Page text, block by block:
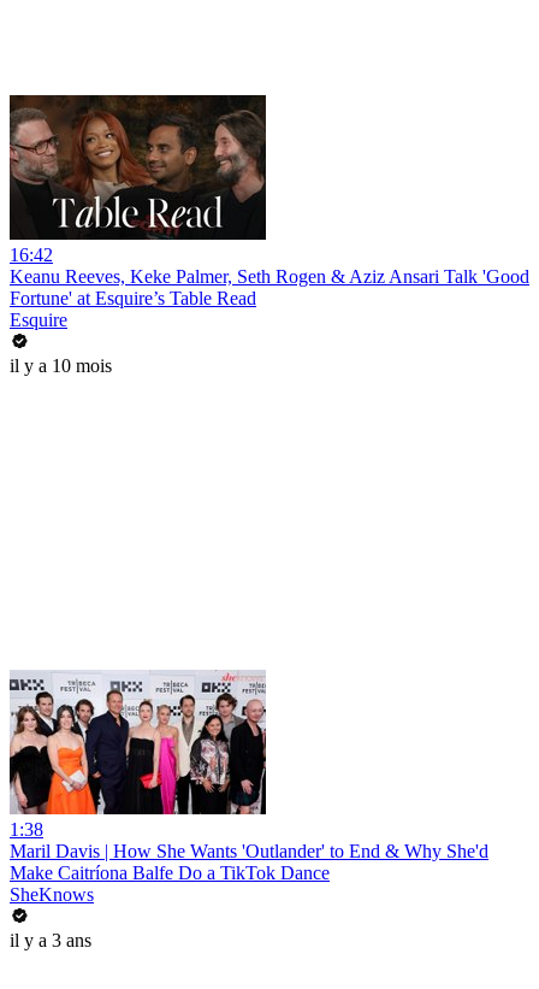
16:42
Keanu Reeves, Keke Palmer, Seth Rogen & Aziz Ansari Talk 'Good
Fortune' at Esquire’s Table Read
Esquire
il y a 10 mois
1:38
Maril Davis | How She Wants 'Outlander' to End & Why She'd
Make Caitríona Balfe Do a TikTok Dance
SheKnows
il y a 3 ans